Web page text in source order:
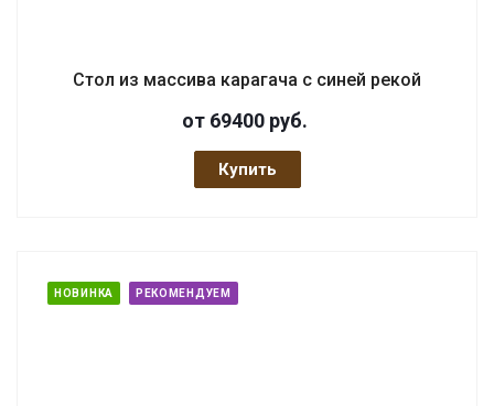
Стол из массива карагача с синей рекой
от 69400 руб.
Купить
НОВИНКА РЕКОМЕНДУЕМ